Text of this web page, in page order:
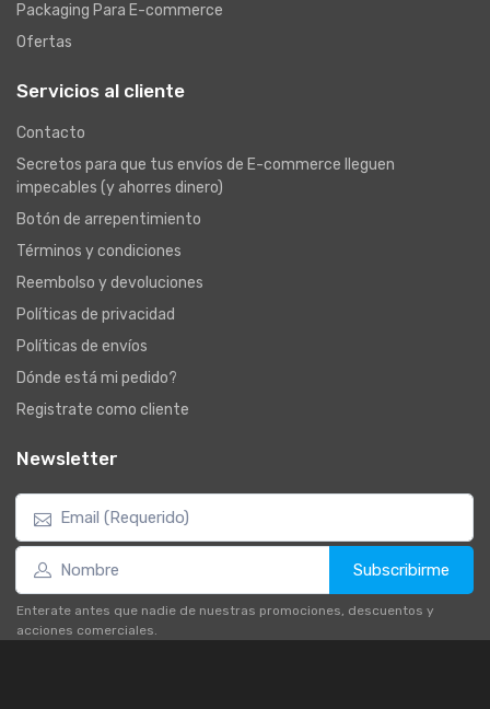
Packaging Para E-commerce
Ofertas
Servicios al cliente
Contacto
Secretos para que tus envíos de E-commerce lleguen
impecables (y ahorres dinero)
Botón de arrepentimiento
Términos y condiciones
Reembolso y devoluciones
Políticas de privacidad
Políticas de envíos
Dónde está mi pedido?
Registrate como cliente
Newsletter
Subscribirme
Enterate antes que nadie de nuestras promociones, descuentos y
acciones comerciales.